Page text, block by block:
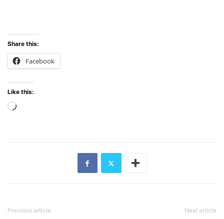
Share this:
Facebook
Like this:
Previous article Next article